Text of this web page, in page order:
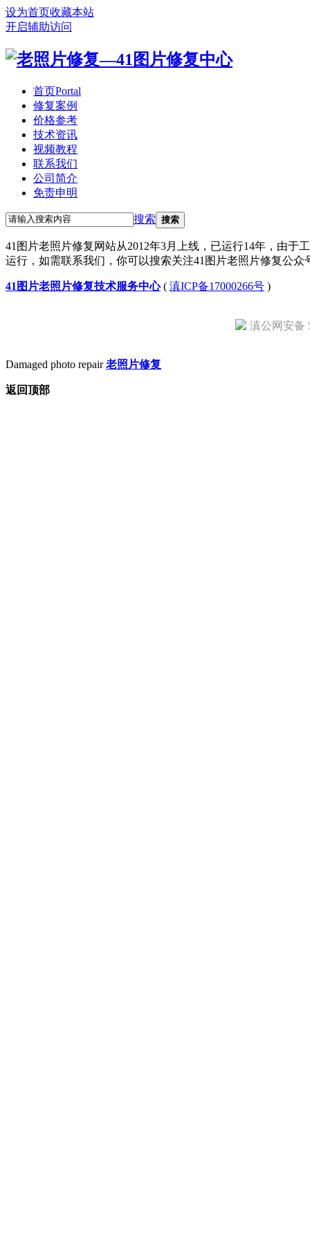
设为首页收藏本站
开启辅助访问
首页Portal
修复案例
价格参考
技术资讯
视频教程
联系我们
公司简介
免责申明
搜索 搜索
41图片老照片修复网站从2012年3月上线，已运行14年，由于
运行，如需联系我们，你可以搜索关注41图片老照片修复公众
41图片老照片修复技术服务中心( 滇ICP备17000266号 )
滇公网安备
Damaged photo repair老照片修复
返回顶部